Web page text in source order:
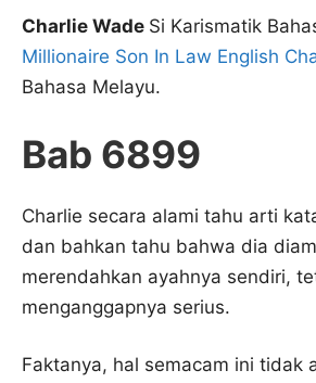
Charlie Wade Si Karismatik
Millionaire Son In Law English
Bahasa Melayu.
Bab 6899
Charlie secara alami tahu arti
dan bahkan tahu bahwa dia
merendahkan ayahnya sendiri,
menganggapnya serius.
Faktanya, hal semacam ini tidak